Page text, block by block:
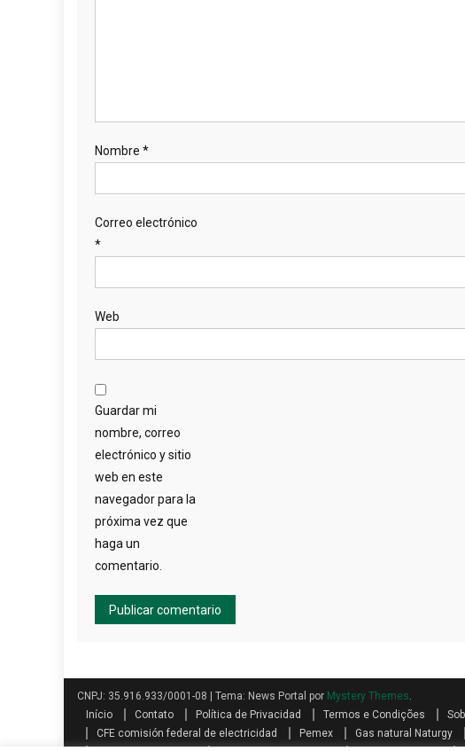
Nombre *
Correo electrónico
*
Web
Guardar mi
nombre, correo
electrónico y sitio
web en este
navegador para la
próxima vez que
haga un
comentario.
CNPJ: 35.916.933/0001-08 Tema: News Portal por Mystery Themes.
Início
Contato Política de Privacidad Termos e Condições
CFE comisión federal de electricidad
Pemex Gas natural Naturgy